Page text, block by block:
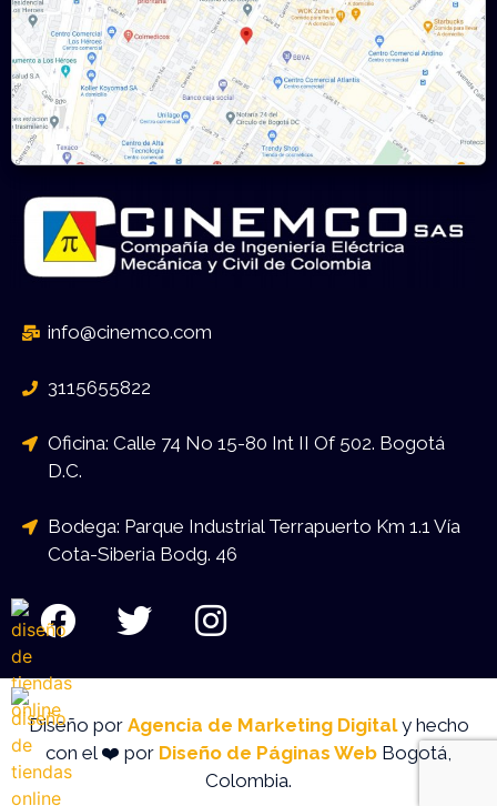
info@cinemco.com
3115655822
Oficina: Calle 74 No 15-80 Int II Of 502. Bogotá
D.C.
Bodega: Parque Industrial Terrapuerto Km 1.1 Vía
Cota-Siberia Bodg. 46
Diseño por Agencia de Marketing Digitaly hecho
con el ❤️ por Diseño de Páginas Web Bogotá,
Colombia.